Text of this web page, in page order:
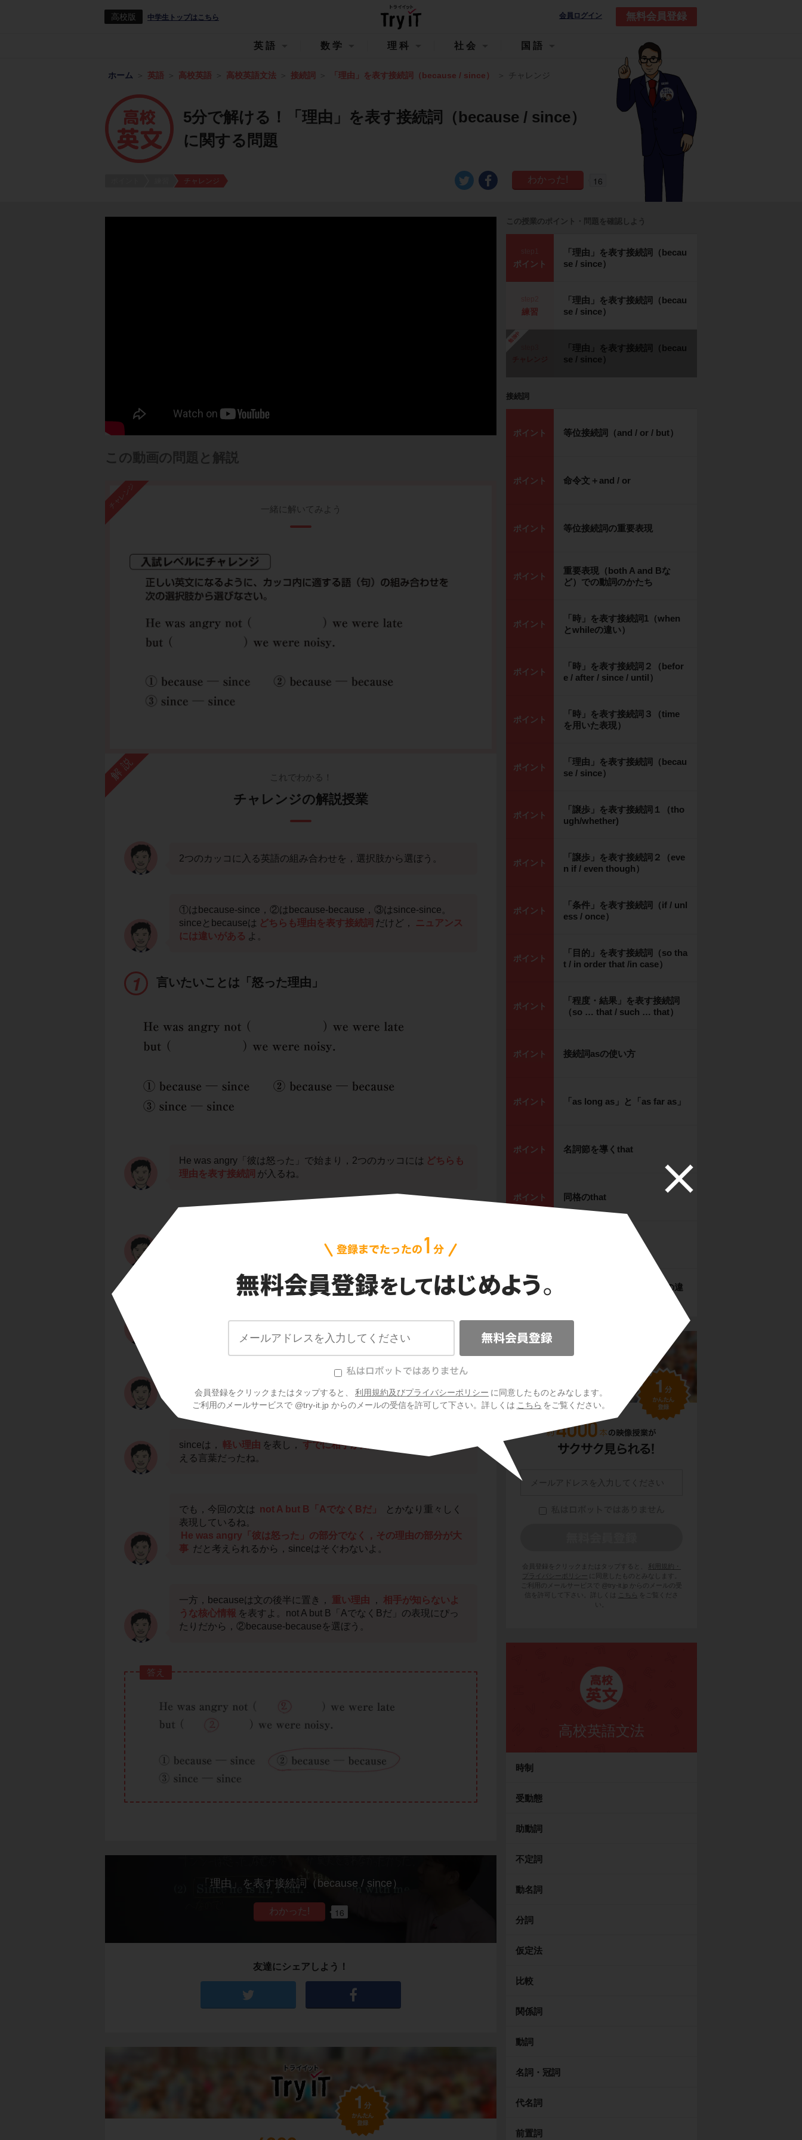
高校版 中学生トップはこちら 会員ログイン 無料会員登録
会員登録をクリックまたはタップすると、 利用規約及びプライバシーポリシー に同意したものとみなします。
ご利用のメールサービスで @try-it.jp からのメールの受信を許可して下さい。詳しくは こちら をご覧ください。
英語 数学 理科 社会 国語
ホーム 英語 高校英語 高校英語文法 接続詞 「理由」を表す接続詞（because / since） チャレンジ
5分で解ける！「理由」を表す接続詞（because / since）
に関する問題
チャレンジ 16
この動画の問題と解説
チャレンジ 一緒に解いてみよう
解説 これでわかる！
チャレンジの解説授業
2つのカッコに入る英語の組み合わせを，選択肢から選ぼう。
①はbecause-since，②はbecause-because，③はsince-since。
sinceとbecauseは どちらも理由を表す接続詞 だけど，
ニュアンス
には違いがある よ。
言いたいことは「怒った理由」
He was angry「彼は怒った」で始まり，2つのカッコには どちらも
理由を表す接続詞 が入るね。
い」，not ( ) we were noisy「うるさかったからである」とな
ただし，たとえこの熟語を知らなくても，sinceとbecauseのニュア
ンスの違いから正しく解答できるんだ。
sinceは， 軽い理由 を表し， すでに相手が知っている情報
える言葉だったね。
でも，今回の文は not A but B「AでなくBだ」
とかなり重々しく
表現しているね。
He was angry「彼は怒った」の部分でなく，その理由の部分が大
事 だと考えられるから，sinceはそぐわないよ。
一方，becauseは文の後半に置き， 重い理由 ， 相手が知らないよ
うな核心情報 を表すよ。not A but B「AでなくBだ」の表現にぴっ
たりだから，②because-becauseを選ぼう。
答え
「理由」を表す接続詞（because / since）
16
友達にシェアしよう！
この授業のポイント・問題を確認しよう
ポイント
「理由」を表す接続詞（becau
se / since）
練習
「理由」を表す接続詞（becau
se / since）
勉強中
「理由」を表す接続詞（becau
se / since）
接続詞
ポイント 等位接続詞（and / or / but）
ポイント 命令文＋and / or
ポイント 等位接続詞の重要表現
ポイント
重要表現（both A and Bな
ど）での動詞のかたち
ポイント
「時」を表す接続詞1（when
とwhileの違い）
ポイント
「時」を表す接続詞２（befor
e / after / since / until）
ポイント
「時」を表す接続詞３（time
を用いた表現）
ポイント
「理由」を表す接続詞（becau
se / since）
ポイント
「譲歩」を表す接続詞１（tho
ugh/whether)
ポイント
「譲歩」を表す接続詞２（eve
n if / even though）
ポイント
「条件」を表す接続詞（if / unl
ess / once）
ポイント
「目的」を表す接続詞（so tha
t / in order that /in case）
ポイント
「程度・結果」を表す接続詞
（so … that / such … that）
ポイント 接続詞asの使い方
ポイント 「as long as」と「as far as」
ポイント 名詞節を導くthat
ポイント 同格のthat
ポイント
名詞節を導くwhetherとifの違
会員登録をクリックまたはタップすると、
利用規約・
プライバシーポリシー
に同意したものとみなします。
ご利用のメールサービスで @try-it.jp からのメールの受
信を許可して下さい。詳しくは
こちら
をご覧くださ
い。
高校英語文法
時制
受動態
助動詞
不定詞
動名詞
分詞
仮定法
比較
関係詞
動詞
名詞・冠詞
代名詞
前置詞